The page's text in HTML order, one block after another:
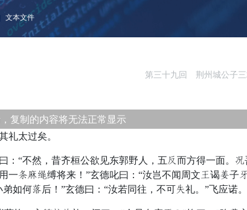
文本文件
第三十九回 荆州城公子
复制的内容将无法正常显示
太过矣。
“不然，昔齐桓公欲见东郭野人，五视而方得一面。登
差副英缚将来！”玄德叱曰：“汝岂不闻周文茅谒降子
如何浆后！”玄德曰：“汝若同往，不可臣礼。”飞应诺。